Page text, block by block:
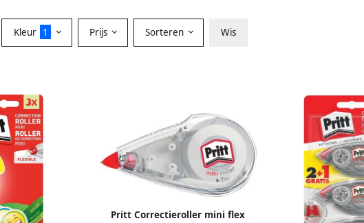
Kleur 1 Prijs Sorteren Wis
Pritt Correctieroller mini flex